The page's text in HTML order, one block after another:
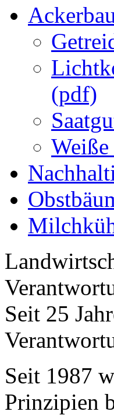
(pdf)
Seit 25
Seit 1987
Prinzipien